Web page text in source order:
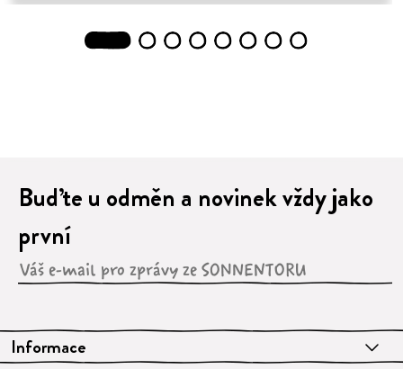
2 3 4 5 6 7 8
Informace
Buďte u odměn a novinek vždy jako
první